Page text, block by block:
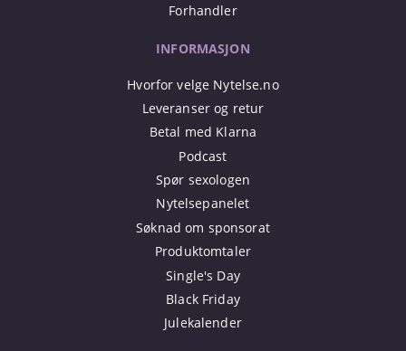
Forhandler
INFORMASJON
Hvorfor velge Nytelse.no
Leveranser og retur
Betal med Klarna
Podcast
Spør sexologen
Nytelsepanelet
Søknad om sponsorat
Produktomtaler
Single's Day
Black Friday
Julekalender